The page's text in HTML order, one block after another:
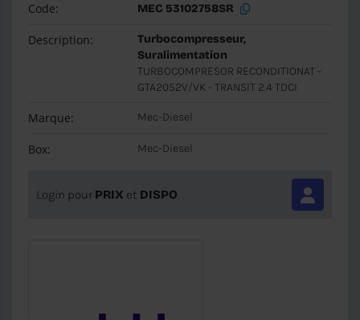
Code: MEC 53102758SR
Description:
Turbocompresseur,
Suralimentation
TURBOCOMPRESOR RECONDITIONAT -
GTA2052V/VK - TRANSIT 2.4 TDCI
Marque: Mec-Diesel
Box: Mec-Diesel
Login pour PRIX et DISPO